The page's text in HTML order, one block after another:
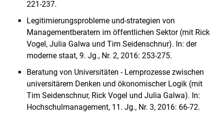
221-237.
Legitimierungsprobleme und-strategien von
Managementberatern im öffentlichen Sektor (mit Rick
Vogel, Julia Galwa und Tim Seidenschnur). In: der
moderne staat, 9. Jg., Nr. 2, 2016: 253-275.
Beratung von Universitäten - Lernprozesse zwischen
universitärem Denken und ökonomischer Logik (mit
Tim Seidenschnur, Rick Vogel und Julia Galwa). In:
Hochschulmanagement, 11. Jg., Nr. 3, 2016: 66-72.